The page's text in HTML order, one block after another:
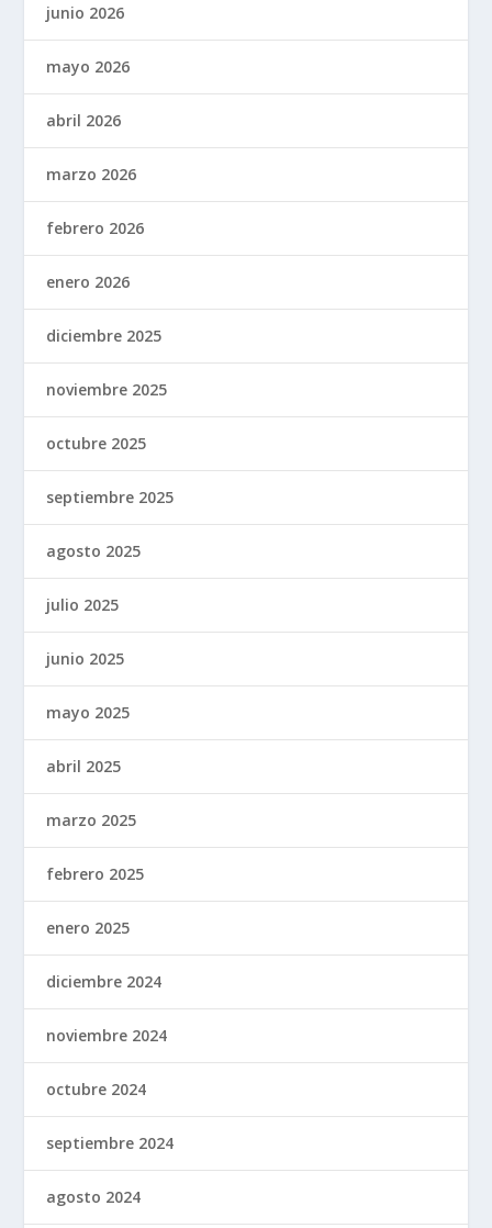
junio 2026
mayo 2026
abril 2026
marzo 2026
febrero 2026
enero 2026
diciembre 2025
noviembre 2025
octubre 2025
septiembre 2025
agosto 2025
julio 2025
junio 2025
mayo 2025
abril 2025
marzo 2025
febrero 2025
enero 2025
diciembre 2024
noviembre 2024
octubre 2024
septiembre 2024
agosto 2024